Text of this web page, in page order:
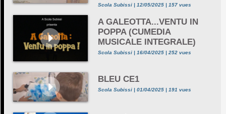
Scola Subissi | 12/05/2025 | 157 vues
A GALEOTTA...VENTU IN
POPPA (CUMEDIA
MUSICALE INTEGRALE)
Scola Subissi | 16/04/2025 | 252 vues
BLEU CE1
Scola Subissi | 01/04/2025 | 191 vues